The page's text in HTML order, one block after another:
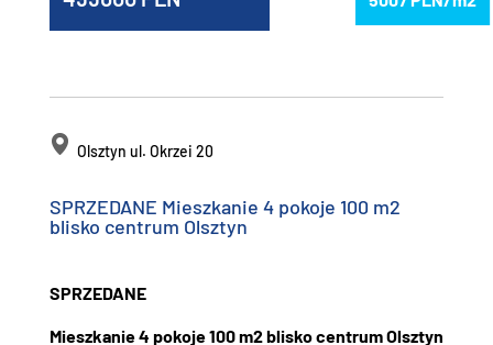
Olsztyn ul. Okrzei 20
SPRZEDANE Mieszkanie 4 pokoje 100 m2
blisko centrum Olsztyn
SPRZEDANE
Mieszkanie 4 pokoje 100 m2 blisko centrum Olsztyn